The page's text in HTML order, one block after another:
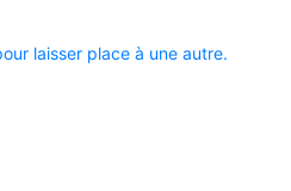
laisser place à une autre.